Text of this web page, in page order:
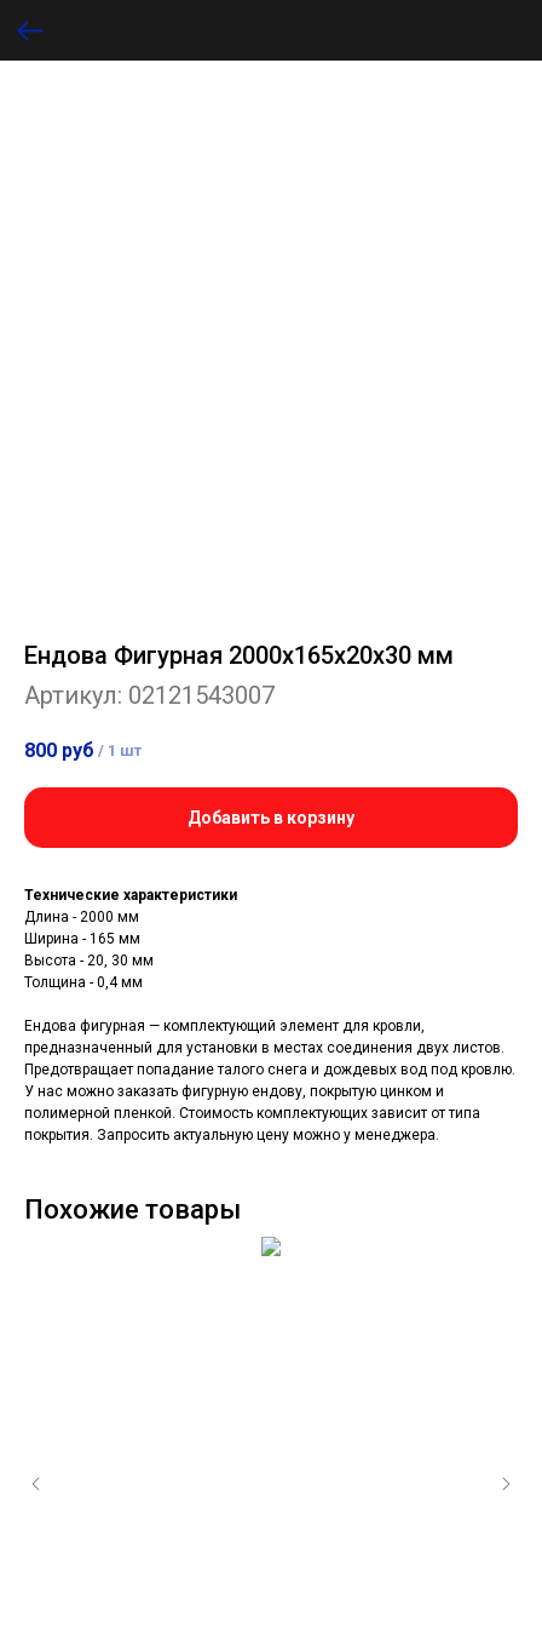
Ендова Фигурная 2000x165x20x30 мм
Артикул: 02121543007
800 руб / 1 шт
Добавить в корзину
Технические характеристики
Длина - 2000 мм
Ширина - 165 мм
Высота - 20, 30 мм
Толщина - 0,4 мм
Ендова фигурная — комплектующий элемент для кровли,
предназначенный для установки в местах соединения двух листов.
Предотвращает попадание талого снега и дождевых вод под кровлю.
У нас можно заказать фигурную ендову, покрытую цинком и
полимерной пленкой. Стоимость комплектующих зависит от типа
покрытия. Запросить актуальную цену можно у менеджера.
Похожие товары